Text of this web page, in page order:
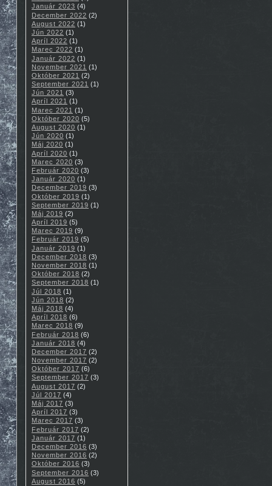
Január 2023 (4)
December 2022 (2)
August 2022 (1)
Jún 2022 (1)
Apríl 2022 (1)
Marec 2022 (1)
Január 2022 (1)
November 2021 (1)
Október 2021 (2)
September 2021 (1)
Jún 2021 (3)
Apríl 2021 (1)
Marec 2021 (1)
Október 2020 (5)
August 2020 (1)
Jún 2020 (1)
Máj 2020 (1)
Apríl 2020 (1)
Marec 2020 (3)
Február 2020 (3)
Január 2020 (1)
December 2019 (3)
Október 2019 (1)
September 2019 (1)
Máj 2019 (2)
Apríl 2019 (5)
Marec 2019 (9)
Február 2019 (5)
Január 2019 (1)
December 2018 (3)
November 2018 (1)
Október 2018 (2)
September 2018 (1)
Júl 2018 (1)
Jún 2018 (2)
Máj 2018 (4)
Apríl 2018 (6)
Marec 2018 (9)
Február 2018 (6)
Január 2018 (4)
December 2017 (2)
November 2017 (2)
Október 2017 (6)
September 2017 (3)
August 2017 (2)
Júl 2017 (4)
Máj 2017 (3)
Apríl 2017 (3)
Marec 2017 (3)
Február 2017 (2)
Január 2017 (1)
December 2016 (3)
November 2016 (2)
Október 2016 (3)
September 2016 (3)
August 2016 (5)